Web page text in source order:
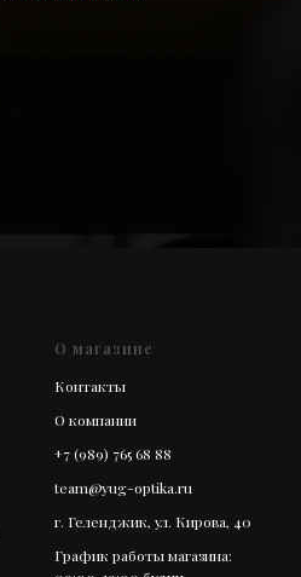
О магазине
Контакты
О компании
+7 (989) 765 68 88
team@yug-optika.ru
г. Геленджик, ул. Кирова, 40
График работы магазина: